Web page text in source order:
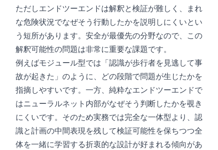
ただしエンドツーエンドは解釈と検証が難しく、まれ
な危険状況でなぜそう行動したかを説明しにくいとい
う短所があります。安全が最優先の分野なので、この
解釈可能性の問題は非常に重要な課題です。
例えばモジュール型では「認識が歩行者を見逃して事
故が起きた」のように、どの段階で問題が生じたかを
指摘しやすいです。一方、純粋なエンドツーエンドで
はニューラルネット内部がなぜそう判断したかを覗き
にくいです。そのため実務では完全な一体型より、認
識と計画の中間表現を残して検証可能性を保ちつつ全
体を一緒に学習する折衷的な設計が好まれる傾向があ